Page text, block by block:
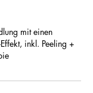
mit einen
inkl. Peeling +